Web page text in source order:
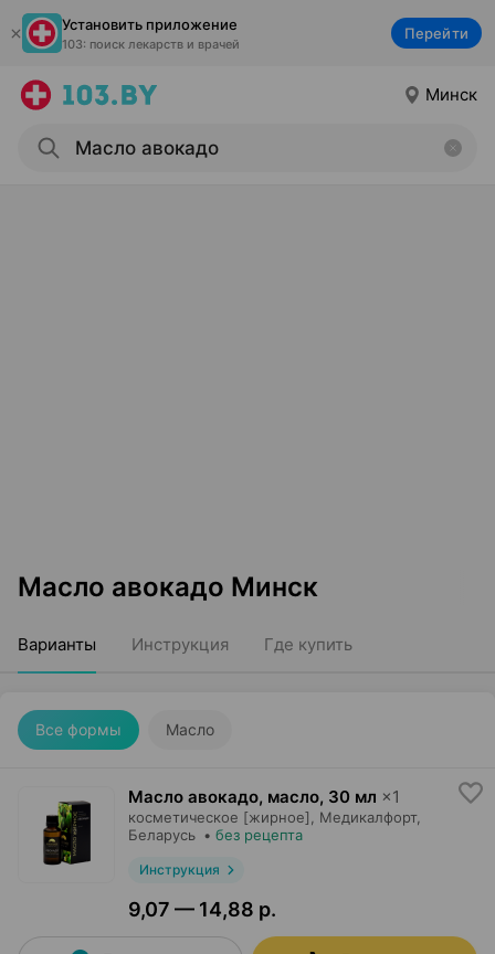
Установить приложение
103: поиск лекарств и врачей
Перейти
Минск
Масло авокадо Минск
Варианты Инструкция Где купить
Все формы Масло
Масло авокадо, масло, 30 мл ×1
косметическое [жирное], Медикалфорт,
Беларусь • без рецепта
Инструкция
9,07 — 14,88 р.